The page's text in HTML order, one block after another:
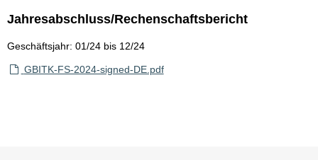
Jahresabschluss/Rechenschaftsbericht
Geschäftsjahr: 01/24 bis 12/24
GBITK-FS-2024-signed-DE.pdf